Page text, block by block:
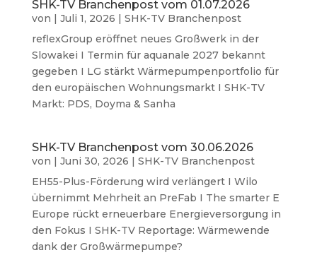
SHK-TV Branchenpost vom 01.07.2026
von | Juli 1, 2026 | SHK-TV Branchenpost
reflexGroup eröffnet neues Großwerk in der
Slowakei I Termin für aquanale 2027 bekannt
gegeben I LG stärkt Wärmepumpenportfolio für
den europäischen Wohnungsmarkt I SHK-TV
Markt: PDS, Doyma & Sanha
SHK-TV Branchenpost vom 30.06.2026
von | Juni 30, 2026 | SHK-TV Branchenpost
EH55-Plus-Förderung wird verlängert I Wilo
übernimmt Mehrheit an PreFab I The smarter E
Europe rückt erneuerbare Energieversorgung in
den Fokus I SHK-TV Reportage: Wärmewende
dank der Großwärmepumpe?